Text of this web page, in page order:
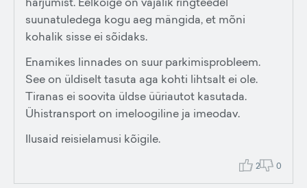
suunatuledega kogu aeg mängida, et mõni
kohalik sisse ei sõidaks.
Enamikes linnades on suur parkimisprobleem.
See on üldiselt tasuta aga kohti lihtsalt ei ole.
Tiranas ei soovita üldse üüriautot kasutada.
Ühistransport on imeloogiline ja imeodav.
Ilusaid reisielamusi kõigile.
2 0